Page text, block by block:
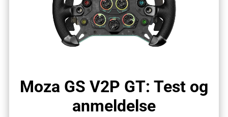
Moza GS V2P GT: Test og
anmeldelse